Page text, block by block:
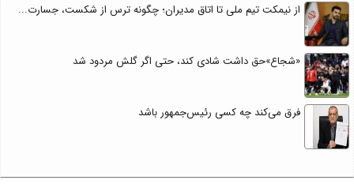
از نیمکت تیم ملی تا اتاق مدیران؛ چگونه ترس از شکست، جسارت...
«شجاع»حق داشت شادی کند، حتی اگر گلش مردود شد
فرق می‌کند چه کسی رئیس‌جمهور باشد